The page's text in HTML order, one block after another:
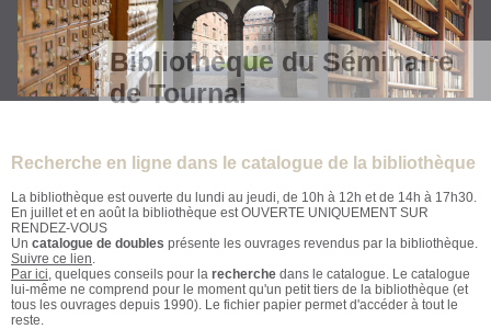
Bibliothèque du Séminaire
de Tournai
Recherche en ligne dans le catalogue de la bibliothèque
La bibliothèque est ouverte du lundi au jeudi, de 10h à 12h et de 14h à 17h30.
En juillet et en août la bibliothèque est OUVERTE UNIQUEMENT SUR
RENDEZ-VOUS
Un catalogue de doubles présente les ouvrages revendus par la bibliothèque.
Suivre ce lien.
Par ici, quelques conseils pour la recherche dans le catalogue. Le catalogue
lui-même ne comprend pour le moment qu'un petit tiers de la bibliothèque (et
tous les ouvrages depuis 1990). Le fichier papier permet d'accéder à tout le
reste.